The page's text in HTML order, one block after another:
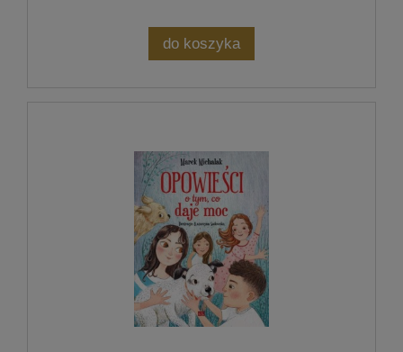
do koszyka